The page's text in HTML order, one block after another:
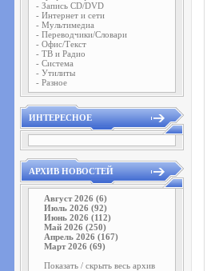
- Запись CD/DVD
- Интернет и сети
- Мультимедиа
- Переводчики/Словари
- Офис/Текст
- ТВ и Радио
- Система
- Утилиты
- Разное
ИНТЕРЕСНОЕ
АРХИВ НОВОСТЕЙ
Август 2026 (6)
Июль 2026 (92)
Июнь 2026 (112)
Май 2026 (250)
Апрель 2026 (167)
Март 2026 (69)
Показать / скрыть весь архив